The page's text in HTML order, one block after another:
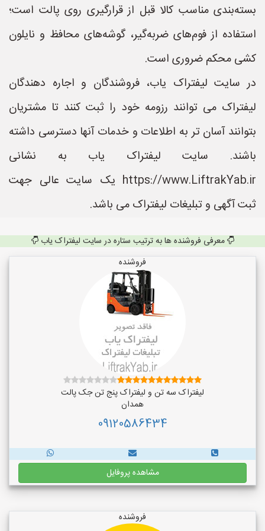
بسته‌بندی مناسب کالا قبل از قرارگیری روی پالت است؛
استفاده از فوم‌های ضربه‌گیر، گوشه‌های محافظ و نایلون
کشی محکم ضروری است.
در سایت لیفتراک یاب، فروشندگان و اجاره دهندگان
لیفتراک می توانند رزومه خود را ثبت کنند تا مشتریان
بتوانند آسان تر به اطلاعات و خدمات آنها دسترسی داشته
باشند. سایت لیفتراک یاب به نشانی
https://www.LiftrakYab.ir یک سایت عالی جهت
ثبت آگهی و تبلیغات لیفتراک می باشد.
معرفی فروشنده ها به ترتیب ستاره در سایت لیفتراک یاب
فروشنده
لیفتراک سه تن و لیفتراک پنج تن جک پالت
همدان
09120586434
مشاهده پروفایل
فروشنده